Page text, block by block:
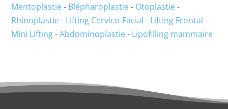
Mentoplastie- Blépharoplastie- Otoplastie-
Rhinoplastie- Lifting Cervico-Facial - Lifting Frontal -
Mini Lifting-Abdominoplastie- Lipofilling mammaire